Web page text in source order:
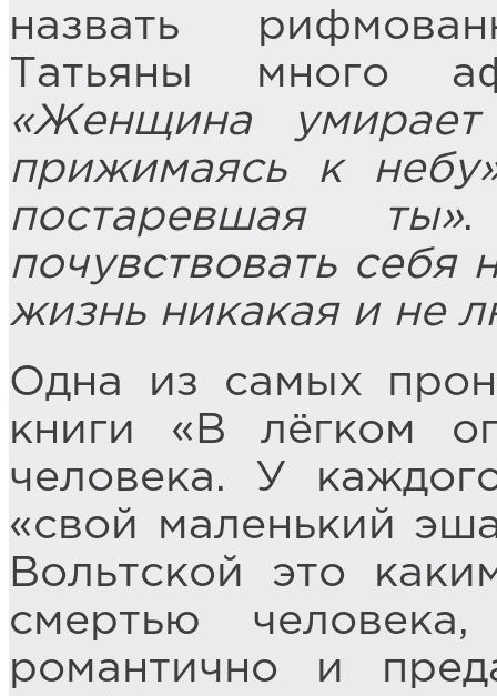
назвать
Татьяны много
«Женщина
прижимаясь к
постаревшая ты».
почувствовать себя
жизнь никакая и не
Одна из самых
книги «В лёгком
человека. У
«свой маленький
Вольтской это
смертью
романтично и